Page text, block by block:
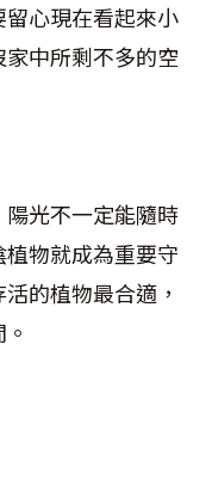
心現在看起來小
中所剩不多的空
光不一定能隨時
物就成為重要守
的植物最合適，